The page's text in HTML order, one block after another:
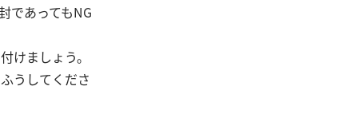
であってもNG
けましょう。
うしてくださ